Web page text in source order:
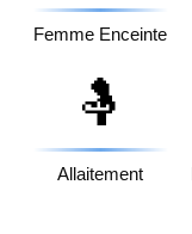
Femme Enceinte
🤱
Allaitement